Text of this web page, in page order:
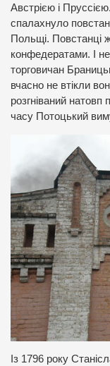
Австрією і
спалахнуло
Польщі. Повстанці
конфедератами. І
торговичан
вчасно не втікли
розгніваний натовп
часу Потоцький
Із 1796 року